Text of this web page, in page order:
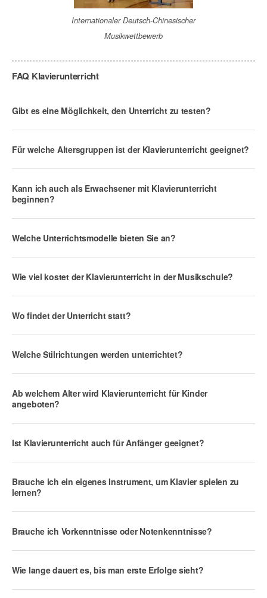
Internationaler Deutsch-Chinesischer
Musikwettbewerb
FAQ Klavierunterricht
Gibt es eine Möglichkeit, den Unterricht zu testen?
Für welche Altersgruppen ist der Klavierunterricht geeignet?
Kann ich auch als Erwachsener mit Klavierunterricht
beginnen?
Welche Unterrichtsmodelle bieten Sie an?
Wie viel kostet der Klavierunterricht in der Musikschule?
Wo findet der Unterricht statt?
Welche Stilrichtungen werden unterrichtet?
Ab welchem Alter wird Klavierunterricht für Kinder
angeboten?
Ist Klavierunterricht auch für Anfänger geeignet?
Brauche ich ein eigenes Instrument, um Klavier spielen zu
lernen?
Brauche ich Vorkenntnisse oder Notenkenntnisse?
Wie lange dauert es, bis man erste Erfolge sieht?